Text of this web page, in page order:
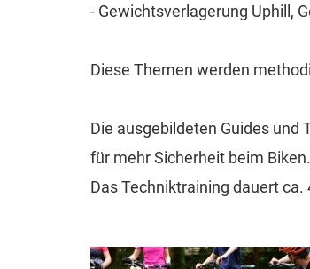
- Gewichtsverlagerung Uphill,
Diese Themen werden
Die ausgebildeten Guides und
für mehr Sicherheit beim Biken.
Das Techniktraining dauert ca.